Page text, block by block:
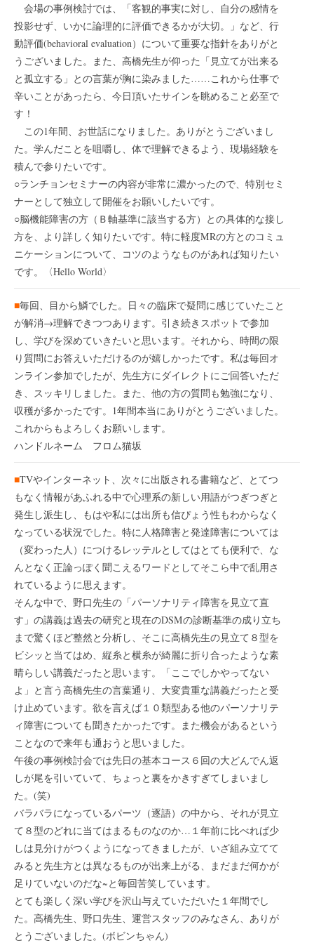
会場の事例検討では、「客観的事実に対し、自分の感情を
投影せず、いかに論理的に評価できるかが大切。」など、行
動評価(behavioral evaluation）について重要な指針をありがと
うございました。また、高橋先生が仰った「見立てが出来る
と孤立する」との言葉が胸に染みました……これから仕事で
辛いことがあったら、今日頂いたサインを眺めること必至で
す！
この1年間、お世話になりました。ありがとうございまし
た。学んだことを咀嚼し、体で理解できるよう、現場経験を
積んで参りたいです。
○ランチョンセミナーの内容が非常に濃かったので、特別セミ
ナーとして独立して開催をお願いしたいです。
○脳機能障害の方（Ｂ軸基準に該当する方）との具体的な接し
方を、より詳しく知りたいです。特に軽度MRの方とのコミュ
ニケーションについて、コツのようなものがあれば知りたい
です。〈Hello World〉
■毎回、目から鱗でした。日々の臨床で疑問に感じていたこと
が解消→理解できつつあります。引き続きスポットで参加
し、学びを深めていきたいと思います。それから、時間の限
り質問にお答えいただけるのが嬉しかったです。私は毎回オ
ンライン参加でしたが、先生方にダイレクトにご回答いただ
き、スッキリしました。また、他の方の質問も勉強になり、
収穫が多かったです。1年間本当にありがとうございました。
これからもよろしくお願いします。
ハンドルネーム フロム猫坂
■TVやインターネット、次々に出版される書籍など、とてつ
もなく情報があふれる中で心理系の新しい用語がつぎつぎと
発生し派生し、もはや私には出所も信ぴょう性もわからなく
なっている状況でした。特に人格障害と発達障害については
（変わった人）につけるレッテルとしてはとても便利で、な
んとなく正論っぽく聞こえるワードとしてそこら中で乱用さ
れているように思えます。
そんな中で、野口先生の「パーソナリティ障害を見立て直
す」の講義は過去の研究と現在のDSMの診断基準の成り立ち
まで驚くほど整然と分析し、そこに高橋先生の見立て８型を
ビシッと当てはめ、縦糸と横糸が綺麗に折り合ったような素
晴らしい講義だったと思います。「ここでしかやってない
よ」と言う高橋先生の言葉通り、大変貴重な講義だったと受
け止めています。欲を言えば１０類型ある他のパーソナリテ
ィ障害についても聞きたかったです。また機会があるという
ことなので来年も通おうと思いました。
午後の事例検討会では先日の基本コース６回の大どんでん返
しが尾を引いていて、ちょっと裏をかきすぎてしまいまし
た。(笑)
バラバラになっているパーツ（逐語）の中から、それが見立
て８型のどれに当てはまるものなのか…１年前に比べれば少
しは見分けがつくようになってきましたが、いざ組み立てて
みると先生方とは異なるものが出来上がる、まだまだ何かが
足りていないのだな~と毎回苦笑しています。
とても楽しく深い学びを沢山与えていただいた１年間でし
た。高橋先生、野口先生、運営スタッフのみなさん、ありが
とうございました。(ボビンちゃん)